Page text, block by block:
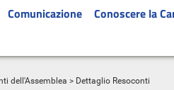
Comunicazione Conoscere la
dell'Assemblea > Dettaglio Resoconti